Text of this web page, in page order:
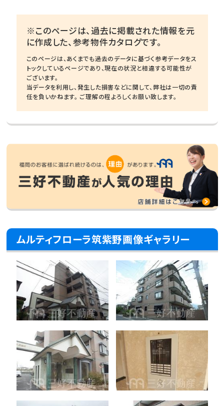
※このページは、過去に掲載された情報を元
に作成した、参考物件カタログです。
このページは、あくまでも過去のデータに基づく参考データをス
トックしているページであり、現在の状況と相違する可能性が
ございます。
当データを利用し、発生した損害などに関して、弊社は一切の責
任を負いかねます。 ご理解の程よろしくお願い致します。
ムルティフローラ筑紫野画像ギャラリー